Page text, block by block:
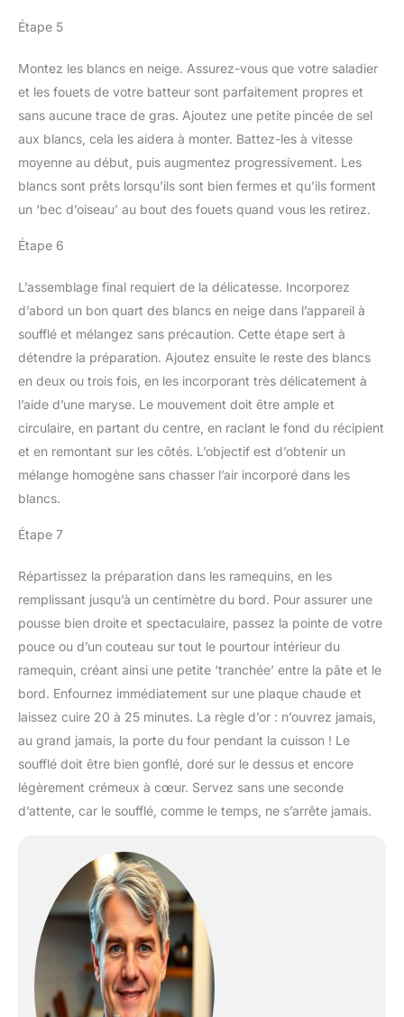
Étape 5
Montez les blancs en neige. Assurez-vous que votre saladier
et les fouets de votre batteur sont parfaitement propres et
sans aucune trace de gras. Ajoutez une petite pincée de sel
aux blancs, cela les aidera à monter. Battez-les à vitesse
moyenne au début, puis augmentez progressivement. Les
blancs sont prêts lorsqu’ils sont bien fermes et qu’ils forment
un ‘bec d’oiseau’ au bout des fouets quand vous les retirez.
Étape 6
L’assemblage final requiert de la délicatesse. Incorporez
d’abord un bon quart des blancs en neige dans l’appareil à
soufflé et mélangez sans précaution. Cette étape sert à
détendre la préparation. Ajoutez ensuite le reste des blancs
en deux ou trois fois, en les incorporant très délicatement à
l’aide d’une maryse. Le mouvement doit être ample et
circulaire, en partant du centre, en raclant le fond du récipient
et en remontant sur les côtés. L’objectif est d’obtenir un
mélange homogène sans chasser l’air incorporé dans les
blancs.
Étape 7
Répartissez la préparation dans les ramequins, en les
remplissant jusqu’à un centimètre du bord. Pour assurer une
pousse bien droite et spectaculaire, passez la pointe de votre
pouce ou d’un couteau sur tout le pourtour intérieur du
ramequin, créant ainsi une petite ‘tranchée’ entre la pâte et le
bord. Enfournez immédiatement sur une plaque chaude et
laissez cuire 20 à 25 minutes. La règle d’or : n’ouvrez jamais,
au grand jamais, la porte du four pendant la cuisson ! Le
soufflé doit être bien gonflé, doré sur le dessus et encore
légèrement crémeux à cœur. Servez sans une seconde
d’attente, car le soufflé, comme le temps, ne s’arrête jamais.